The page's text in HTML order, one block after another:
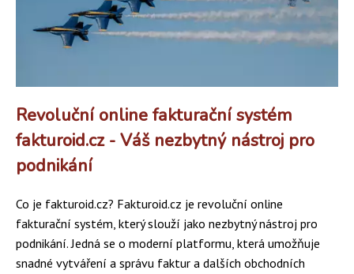
Revoluční online fakturační systém
fakturoid.cz - Váš nezbytný nástroj pro
podnikání
Co je fakturoid.cz? Fakturoid.cz je revoluční online
fakturační systém, který slouží jako nezbytný nástroj pro
podnikání. Jedná se o moderní platformu, která umožňuje
snadné vytváření a správu faktur a dalších obchodních